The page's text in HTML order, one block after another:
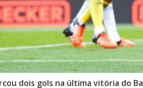
dois gols na última vitória do